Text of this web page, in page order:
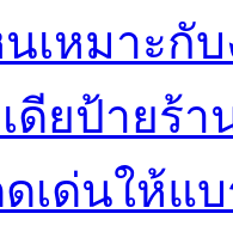
เหมาะกั
ดียป้ายร้
เด่นให้แ